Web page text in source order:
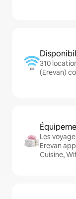
310
(Erevan)
Les
Erevan
Cuisine,